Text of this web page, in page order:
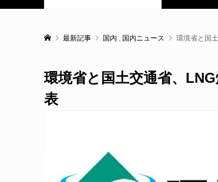
最新記事 国内 , 国内ニュース 環境省と国
環境省と国土交通省、
表